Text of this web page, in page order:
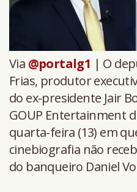
Via @portalg1 | O
Frias, produtor
do ex-presidente Jair
GOUP Entertainment
quarta-feira (13) em
cinebiografia não
do banqueiro Daniel